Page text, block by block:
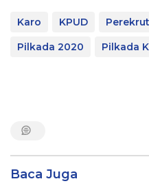
Karo KPUD
Pilkada 2020
Pilkada
Baca Juga